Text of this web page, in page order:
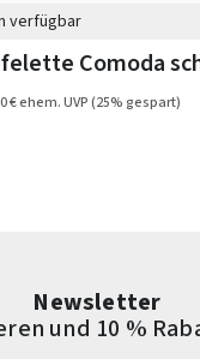
verfügbar
Comoda
€ehem. UVP(25% gespart)
Newsletter
und 10 %